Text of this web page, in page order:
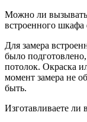
Можно ли вызывать
встроенного шкафа
Для замера
было
потолок. Окраска
момент замера не
быть.
Изготавливаете